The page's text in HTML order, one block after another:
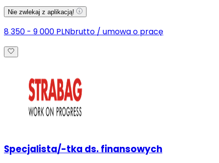
Nie zwlekaj z aplikacją!
8 350 - 9 000 PLNbrutto / umowa o pracę
Specjalista/-tka ds. finansowych